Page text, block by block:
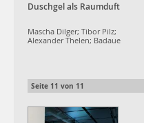
Duschgel als Raumduft
Mascha Dilger; Tibor Pilz;
Alexander Thelen; Badaue
Seite 11 von 11